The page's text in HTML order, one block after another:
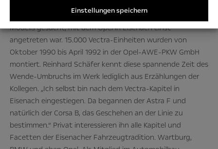
Einstellungen speichern
Drei Jahre hat Reinhard Schäfer nach einem Exemplar des
Modells gesucht, mit dem Opel in Eisenach einst
angetreten war. 15.000 Vectra-Einheiten wurden von
Oktober 1990 bis April 1992 in der Opel-AWE-PKW GmbH
montiert. Reinhard Schäfer kennt diese spannende Zeit des
Wende-Umbruchs im Werk lediglich aus Erzählungen der
Kollegen. „Ich selbst bin nach dem Vectra-Kapitel in
Eisenach eingestiegen. Da begannen der Astra F und
natürlich der Corsa B, das Geschehen an der Linie zu
bestimmen.“ Privat interessieren ihn alle Kapitel und
Facetten der Eisenacher Fahrzeugtradition. Wartburg,